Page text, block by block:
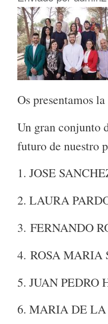
Os presentamos
Un gran conjunto
futuro de nuestro
1. JOSE
2. LAURA
3. FERNANDO
4. ROSA MARIA
5. JUAN PEDRO
6. MARIA DE